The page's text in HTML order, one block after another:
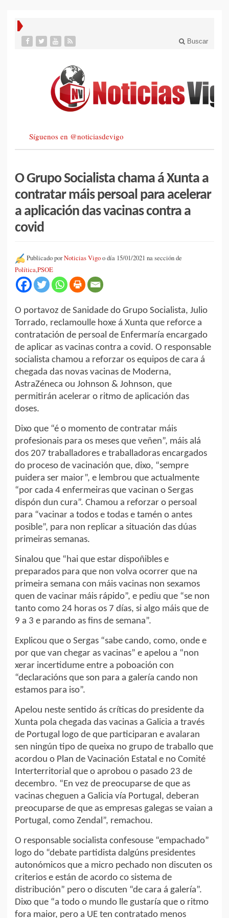
Buscar
Síguenos en @noticiasdevigo
O Grupo Socialista chama á Xunta a
contratar máis persoal para acelerar
a aplicación das vacinas contra a
covid
Publicado porNoticias Vigoo día 15/01/2021 na sección de
Política,PSOE
O portavoz de Sanidade do Grupo Socialista, Julio
Torrado, reclamoulle hoxe á Xunta que reforce a
contratación de persoal de Enfermaría encargado
de aplicar as vacinas contra a covid. O responsable
socialista chamou a reforzar os equipos de cara á
chegada das novas vacinas de Moderna,
AstraZéneca ou Johnson & Johnson, que
permitirán acelerar o ritmo de aplicación das
doses.
Dixo que “é o momento de contratar máis
profesionais para os meses que veñen”, máis alá
dos 207 traballadores e traballadoras encargados
do proceso de vacinación que, dixo, “sempre
puidera ser maior”, e lembrou que actualmente
“por cada 4 enfermeiras que vacinan o Sergas
dispón dun cura”. Chamou a reforzar o persoal
para “vacinar a todos e todas e tamén o antes
posible”, para non replicar a situación das dúas
primeiras semanas.
Sinalou que “hai que estar dispoñibles e
preparados para que non volva ocorrer que na
primeira semana con máis vacinas non sexamos
quen de vacinar máis rápido”, e pediu que “se non
tanto como 24 horas os 7 días, si algo máis que de
9 a 3 e parando as fins de semana”.
Explicou que o Sergas “sabe cando, como, onde e
por que van chegar as vacinas” e apelou a “non
xerar incertidume entre a poboación con
“declaracións que son para a galería cando non
estamos para iso”.
Apelou neste sentido ás críticas do presidente da
Xunta pola chegada das vacinas a Galicia a través
de Portugal logo de que participaran e avalaran
sen ningún tipo de queixa no grupo de traballo que
acordou o Plan de Vacinación Estatal e no Comité
Interterritorial que o aprobou o pasado 23 de
decembro. “En vez de preocuparse de que as
vacinas cheguen a Galicia vía Portugal, deberan
preocuparse de que as empresas galegas se vaian a
Portugal, como Zendal”, remachou.
O responsable socialista confesouse “empachado”
logo do “debate partidista dalgúns presidentes
autonómicos que a micro pechado non discuten os
criterios e están de acordo co sistema de
distribución” pero o discuten “de cara á galería”.
Dixo que “a todo o mundo lle gustaría que o ritmo
fora maior, pero a UE ten contratado menos